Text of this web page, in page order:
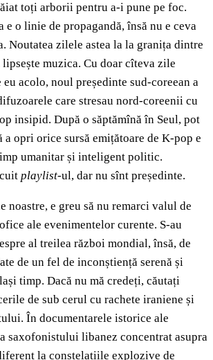
toți arborii pentru a-i pune pe foc.
e o linie de propagandă, însă nu e ceva
Noutatea zilele astea la la granița dintre
muzica. Cu doar cîteva zile
acolo, noul președinte sud-coreean a
care stresau nord-coreenii cu
insipid. După o săptămînă în Seul, pot
a opri orice sursă emițătoare de K-pop e
umanitar și inteligent politic.
playlist-ul, dar nu sînt președinte.
noastre, e greu să nu remarci valul de
ale evenimentelor curente. S-au
al treilea război mondial, însă, de
de un fel de inconștiență serenă și
timp. Dacă nu mă credeți, căutați
de sub cerul cu rachete iraniene și
În documentarele istorice ale
saxofonistului libanez concentrat asupra
la constelațiile explozive de